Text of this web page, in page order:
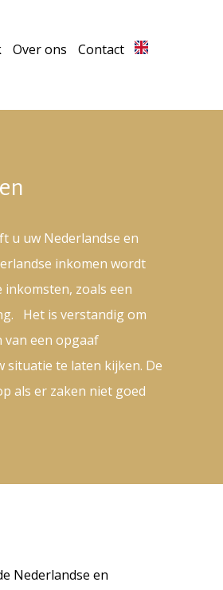
Over ons Contact
u uw Nederlandse en
inkomen wordt
zoals een
Het is verstandig om
een opgaaf
situatie te laten kijken. De
als er zaken niet goed
Nederlandse en